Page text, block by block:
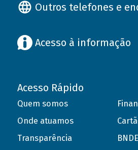
Outros telefones e
Acesso à informação
Acesso Rápido
Quem somos
Onde atuamos
Transparência